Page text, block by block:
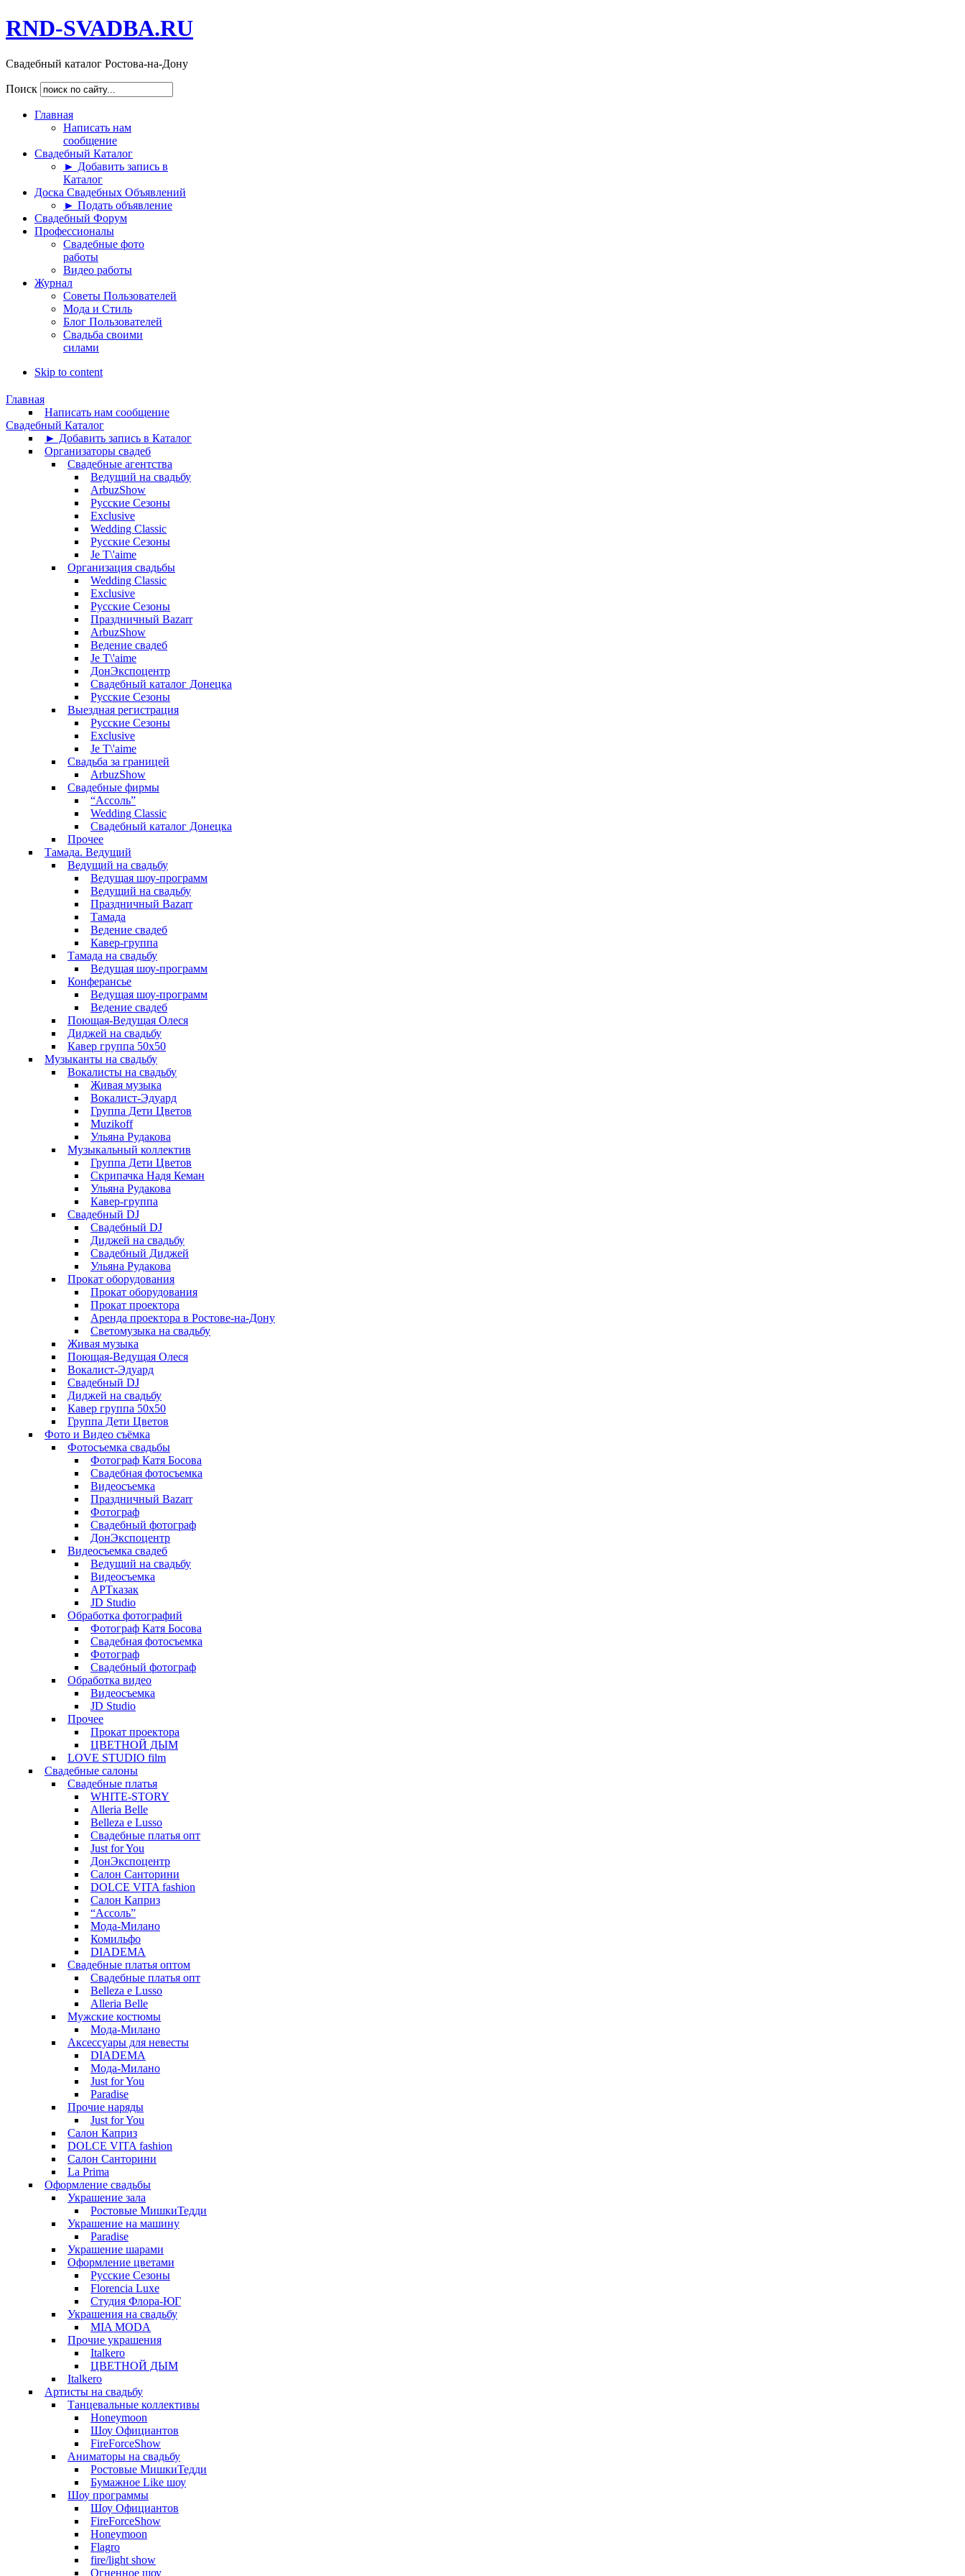
RND-SVADBA.RU
Свадебный каталог Ростова-на-Дону
Поиск
Главная
Написать нам
сообщение
Свадебный Каталог
► Добавить запись в
Каталог
Доска Свадебных Объявлений
► Подать объявление
Свадебный Форум
Профессионалы
Свадебные фото
работы
Видео работы
Журнал
Советы Пользователей
Мода и Стиль
Блог Пользователей
Свадьба своими
силами
Skip to content
Главная
Написать нам сообщение
Свадебный Каталог
► Добавить запись в Каталог
Организаторы свадеб
Свадебные агентства
Ведущий на свадьбу
ArbuzShow
Русские Сезоны
Exclusive
Wedding Classic
Русские Сезоны
Je T\'aime
Организация свадьбы
Wedding Classic
Exclusive
Русские Сезоны
Праздничный Bazarr
ArbuzShow
Ведение свадеб
Je T\'aime
ДонЭкспоцентр
Свадебный каталог Донецка
Русские Сезоны
Выездная регистрация
Русские Сезоны
Exclusive
Je T\'aime
Свадьба за границей
ArbuzShow
Свадебные фирмы
“Ассоль”
Wedding Classic
Свадебный каталог Донецка
Прочее
Тамада. Ведущий
Ведущий на свадьбу
Ведущая шоу-программ
Ведущий на свадьбу
Праздничный Bazarr
Тамада
Ведение свадеб
Кавер-группа
Тамада на свадьбу
Ведущая шоу-программ
Конферансье
Ведущая шоу-программ
Ведение свадеб
Поющая-Ведущая Олеся
Диджей на свадьбу
Кавер группа 50х50
Музыканты на свадьбу
Вокалисты на свадьбу
Живая музыка
Вокалист-Эдуард
Группа Дети Цветов
Muzikoff
Ульяна Рудакова
Музыкальный коллектив
Группа Дети Цветов
Скрипачка Надя Кеман
Ульяна Рудакова
Кавер-группа
Свадебный DJ
Свадебный DJ
Диджей на свадьбу
Свадебный Диджей
Ульяна Рудакова
Прокат оборудования
Прокат оборудования
Прокат проектора
Аренда проектора в Ростове-на-Дону
Светомузыка на свадьбу
Живая музыка
Поющая-Ведущая Олеся
Вокалист-Эдуард
Свадебный DJ
Диджей на свадьбу
Кавер группа 50х50
Группа Дети Цветов
Фото и Видео съёмка
Фотосъемка свадьбы
Фотограф Катя Босова
Свадебная фотосъемка
Видеосъемка
Праздничный Bazarr
Фотограф
Свадебный фотограф
ДонЭкспоцентр
Видеосъемка свадеб
Ведущий на свадьбу
Видеосъемка
АРТказак
JD Studio
Обработка фотографий
Фотограф Катя Босова
Свадебная фотосъемка
Фотограф
Свадебный фотограф
Обработка видео
Видеосъемка
JD Studio
Прочее
Прокат проектора
ЦВЕТНОЙ ДЫМ
LOVE STUDIO film
Свадебные салоны
Свадебные платья
WHITE-STORY
Alleria Belle
Belleza e Lusso
Свадебные платья опт
Just for You
ДонЭкспоцентр
Салон Санторини
DOLCE VITA fashion
Салон Каприз
“Ассоль”
Мода-Милано
Комильфо
DIADEMA
Свадебные платья оптом
Свадебные платья опт
Belleza e Lusso
Alleria Belle
Мужские костюмы
Мода-Милано
Аксессуары для невесты
DIADEMA
Мода-Милано
Just for You
Paradise
Прочие наряды
Just for You
Салон Каприз
DOLCE VITA fashion
Салон Санторини
La Prima
Оформление свадьбы
Украшение зала
Ростовые МишкиТедди
Украшение на машину
Paradise
Украшение шарами
Оформление цветами
Русские Сезоны
Florencia Luxe
Студия Флора-ЮГ
Украшения на свадьбу
MIA MODA
Прочие украшения
Italkero
ЦВЕТНОЙ ДЫМ
Italkero
Артисты на свадьбу
Танцевальные коллективы
Honeymoon
Шоу Официантов
FireForceShow
Аниматоры на свадьбу
Ростовые МишкиТедди
Бумажное Like шоу
Шоу программы
Шоу Официантов
FireForceShow
Honeymoon
Flagro
fire/light show
Огненное шоу